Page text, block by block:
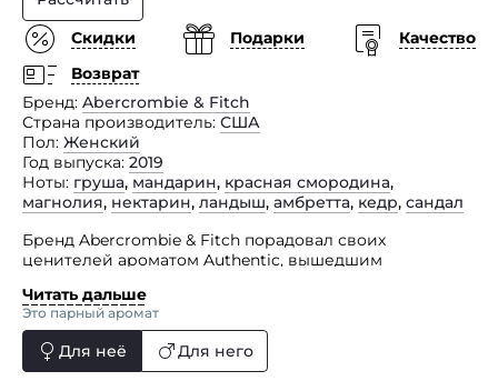
Скидки
Подарки
Качество
Возврат
Бренд Abercrombie & Fitch
Страна производитель США
Пол Женский
Год выпуска 2019
Ноты груша, мандарин, красная смородина,
магнолия, нектарин, ландыш, амбретта, кедр, сандал
Бренд Abercrombie & Fitch порадовал своих
ценителей ароматом Authentic, вышедшим
«Всегда и везде, особенно наедине с собой,
оставайтесь простыми и искренними», — вот посыл,
который несет эта женская композиция. Изыск
подарит вам свежее, женственное и сексуальное
Читать дальше
Это парный аромат
Для неё Для него